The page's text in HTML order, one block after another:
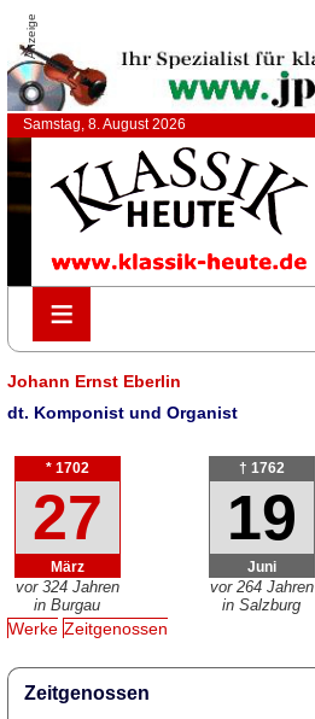
Anzeige
Samstag, 8. August 2026
≡
≡
Johann Ernst Eberlin
dt. Komponist und Organist
* 1702
27
März
vor 324 Jahren
in Burgau
† 1762
19
Juni
vor 264 Jahren
in Salzburg
Werke Zeitgenossen
Zeitgenossen